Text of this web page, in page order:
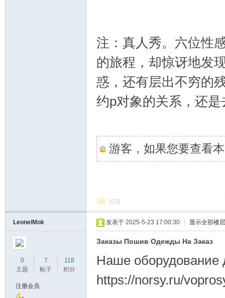
注：真人秀。六位性
的旅程，却惊讶地发
惑，还有层出不穷的
约p对象的关系，还
游客，如果您要查看
回复
LeonelMok
0
主题
7
帖子
118
积分
注册会员
发表于 2025-5-23 17:00:30 显示全部楼层
Заказы Пошив Одежды На Заказ
Наше оборудование
https://norsy.ru/